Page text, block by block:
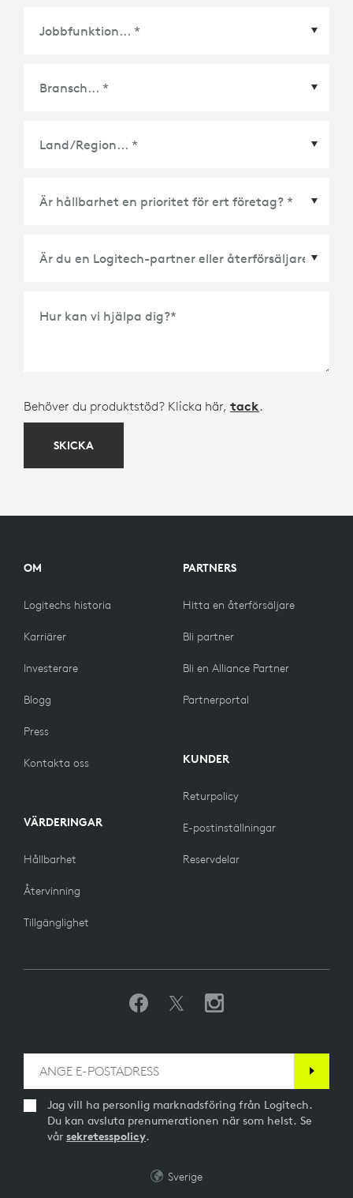
Land/Region
Hur kan vi hjälpa dig?*
Behöver du produktstöd? Klicka här, tack.
SKICKA
OM
Logitechs historia
Karriärer
Investerare
Blogg
Press
Kontakta oss
VÄRDERINGAR
Hållbarhet
Återvinning
Tillgänglighet
PARTNERS
Hitta en återförsäljare
Bli partner
Bli en Alliance Partner
Partnerportal
KUNDER
Returpolicy
E-postinställningar
Reservdelar
Jag vill ha personlig marknadsföring från Logitech.
Du kan avsluta prenumerationen när som helst. Se
vår sekretesspolicy.
Sverige